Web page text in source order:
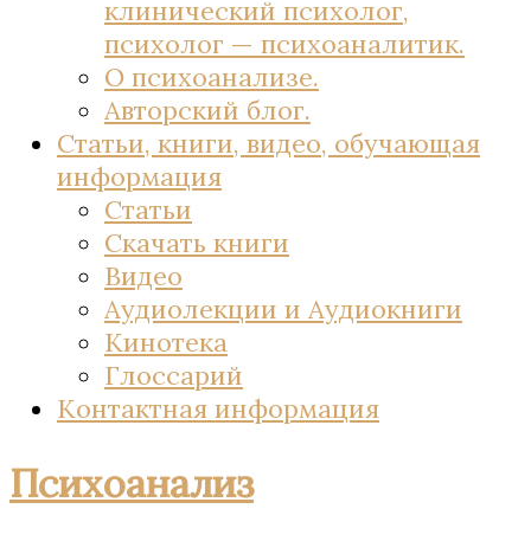
клинический психолог,
психолог — психоаналитик.
О психоанализе.
Авторский блог.
Статьи, книги, видео, обучающая
информация
Статьи
Скачать книги
Видео
Аудиолекции и Аудиокниги
Кинотека
Глоссарий
Контактная информация
Психоанализ